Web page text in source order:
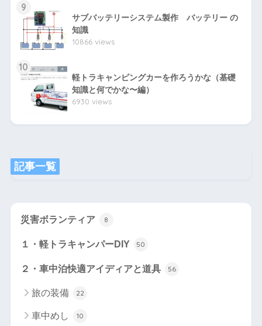
9
サブバッテリーシステム製作 バッテリー の
知識
10866 views
10
軽トラキャンピングカーを作ろうかな（基礎
知識と何でかな〜編）
6930 views
記事一覧
災害ボランティア 8
１・軽トラキャンパーDIY 50
２・車中泊快適アイディアと道具 56
旅の装備 22
車中めし 10